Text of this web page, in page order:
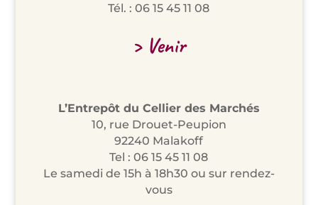
Tél. : 06 15 45 11 08
> Venir
L’Entrepôt du Cellier des Marchés
10, rue Drouet-Peupion
92240 Malakoff
Tel : 06 15 45 11 08
Le samedi de 15h à 18h30 ou sur rendez-
vous